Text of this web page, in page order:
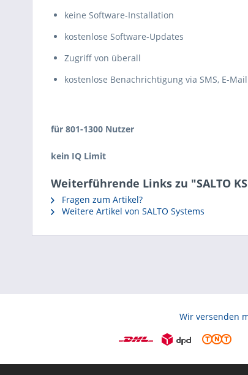
keine Software-Installation
kostenlose Software-Updates
Zugriff von überall
kostenlose Benachrichtigung via SMS, E-
für 801-1300 Nutzer
kein IQ Limit
Weiterführende Links zu "SALTO
Fragen zum Artikel?
Weitere Artikel von SALTO Systems
Wir versenden